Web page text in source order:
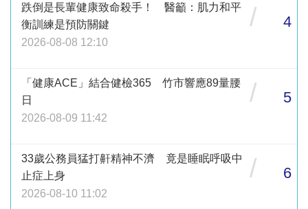
跌倒是長輩健康致命殺手！ 醫籲：肌力和平
衡訓練是預防關鍵
2026-08-08 12:10
/ 4
「健康ACE」結合健檢365 竹市響應89量腰
日
2026-08-09 11:42
/ 5
33歲公務員猛打鼾精神不濟 竟是睡眠呼吸中
止症上身
2026-08-10 11:02
/ 6